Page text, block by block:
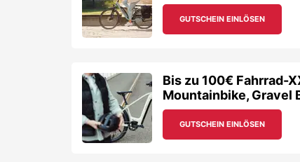
GUTSCHEIN EINLÖSEN
Bis zu 100€ Fahrrad-
Mountainbike, Gravel
GUTSCHEIN EINLÖSEN